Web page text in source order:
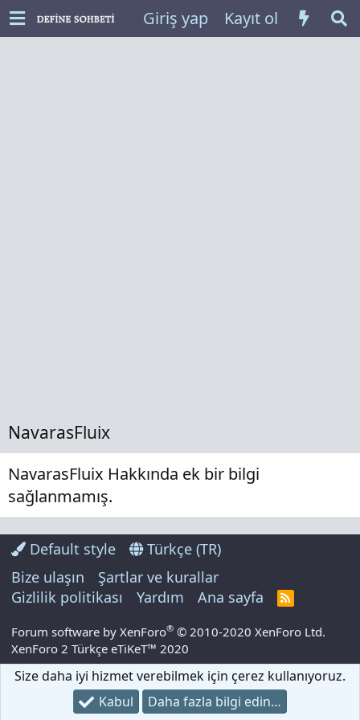
Giriş yap Kayıt ol
NavarasFluix
NavarasFluix Hakkında ek bir bilgi
sağlanmamış.
Default style
Türkçe (TR)
Bize ulaşın
Şartlar ve kurallar
Gizlilik politikası
Yardım Ana sayfa
R
S
Forum software by XenForo® © 2010-2020 XenForo Ltd.
XenForo 2 Türkçe eTiKeT™ 2020
Size daha iyi hizmet verebilmek için çerez kullanıyoruz.
Kabul
Daha fazla bilgi edin…